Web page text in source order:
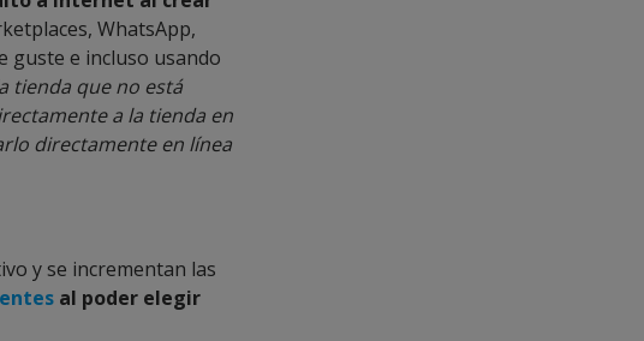
WhatsApp,
guste e incluso usando
tienda que no está
a la tienda en
directamente en línea
y se incrementan las
al poder elegir